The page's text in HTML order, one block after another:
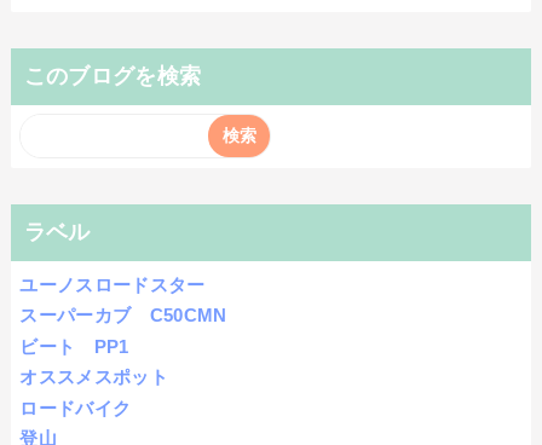
このブログを検索
ラベル
ユーノスロードスター
スーパーカブ C50CMN
ビート PP1
オススメスポット
ロードバイク
登山